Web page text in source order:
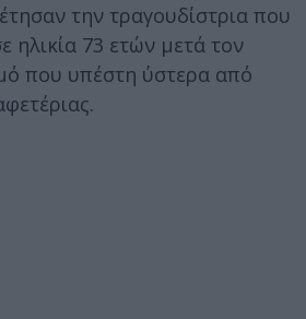
την τραγουδίστρια που
ηλικία 73 ετών μετά τον
που υπέστη ύστερα από